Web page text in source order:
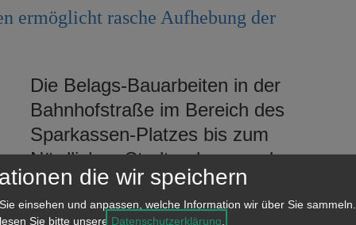
ermöglicht rasche Aufhebung der
Die Belags-Bauarbeiten in der
Bahnhofstraße im Bereich des
Sparkassen-Platzes bis zum
Nördlichen Stadtgraben wurden
deutlich schneller als geplant
abgeschlossen. Dank der guten
die wir speichern
einsehen und anpassen, welche Information wir über Sie sammeln.
Sie bitte unsere Datenschutzerklärung.